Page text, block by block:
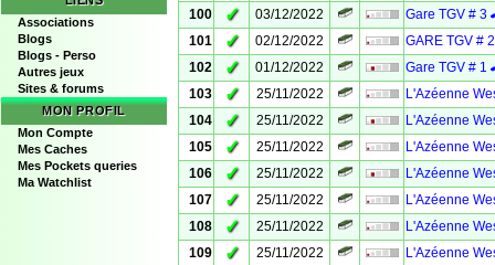
Associations
Blogs
Blogs - Perso
Autres jeux
Sites & forums
MON PROFIL
Mon Compte
Mes Caches
Mes Pockets queries
Ma Watchlist
100
✓ 03/12/2022
Gare TGV # 3
101
✓ 02/12/2022
GARE TGV #
102
✓ 01/12/2022
Gare TGV # 1
103
✓ 25/11/2022
L'Azéenne
104
✓ 25/11/2022
L'Azéenne
105
✓ 25/11/2022
L'Azéenne
106
✓ 25/11/2022
L'Azéenne
107
✓ 25/11/2022
L'Azéenne
108
✓ 25/11/2022
L'Azéenne
109
✓ 25/11/2022
L'Azéenne